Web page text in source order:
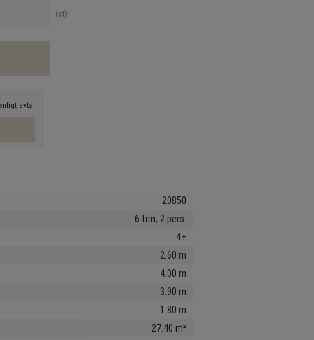
st
enligt avtal
20850
6 tim, 2 pers.
4+
2.60 m
4.00 m
3.90 m
1.80 m
27.40 m²